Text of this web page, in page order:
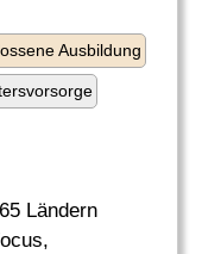
Ausbildung
Ländern